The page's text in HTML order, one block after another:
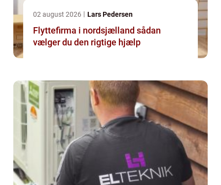
02 august 2026 Lars Pedersen
Flyttefirma i nordsjælland sådan
vælger du den rigtige hjælp